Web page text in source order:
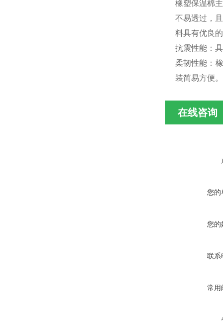
橡塑保温棉
不易透过，
料具有优良
抗震性能：
柔韧性能：
装简易方便
在线咨询
您的
您的
联系
常用